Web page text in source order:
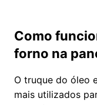
Como
forno na
O truque do óleo
mais utilizados